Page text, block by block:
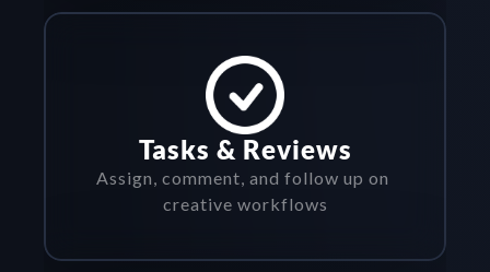
Tasks & Reviews
Assign, comment, and follow up on
creative workflows